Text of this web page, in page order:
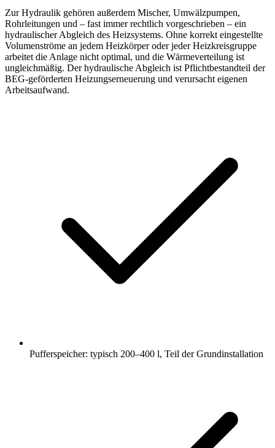
Zur Hydraulik gehören außerdem Mischer, Umwälzpumpen,
Rohrleitungen und – fast immer rechtlich vorgeschrieben – ein
hydraulischer Abgleich des Heizsystems. Ohne korrekt eingestellte
Volumenströme an jedem Heizkörper oder jeder Heizkreisgruppe
arbeitet die Anlage nicht optimal, und die Wärmeverteilung ist
ungleichmäßig. Der hydraulische Abgleich ist Pflichtbestandteil der
BEG-geförderten Heizungserneuerung und verursacht eigenen
Arbeitsaufwand.
Pufferspeicher: typisch 200–400 l, Teil der Grundinstallation